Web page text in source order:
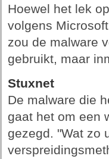
Hoewel het lek
volgens
zou de malware
gebruikt, maar
Stuxnet
De malware die
gaat het om een
gezegd. "Wat zo